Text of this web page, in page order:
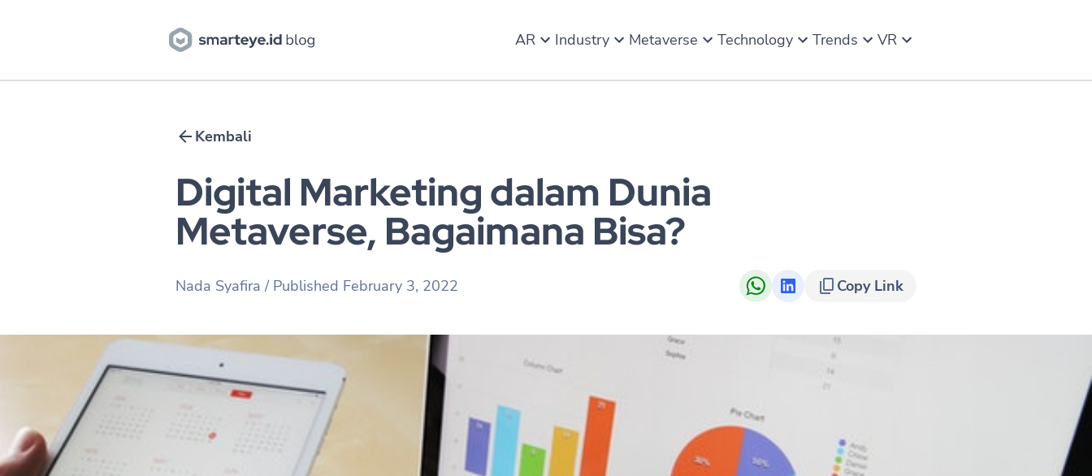
AR Industry Metaverse Technology Trends VR
Kembali
Digital Marketing dalam Dunia
Metaverse, Bagaimana Bisa?
Nada Syafira / Published February 3, 2022 Copy Link